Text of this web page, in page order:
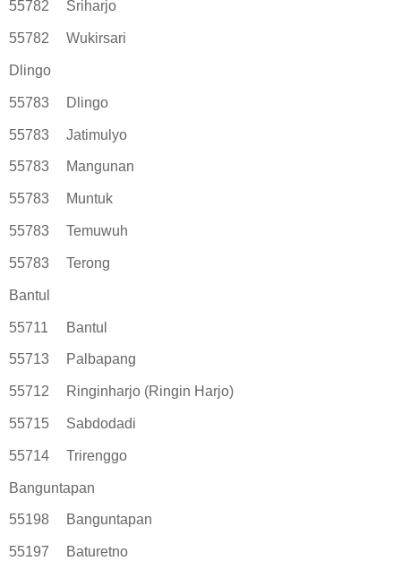
55782 Sriharjo
55782 Wukirsari
Dlingo
55783 Dlingo
55783 Jatimulyo
55783 Mangunan
55783 Muntuk
55783 Temuwuh
55783 Terong
Bantul
55711 Bantul
55713 Palbapang
55712 Ringinharjo (Ringin Harjo)
55715 Sabdodadi
55714 Trirenggo
Banguntapan
55198 Banguntapan
55197 Baturetno